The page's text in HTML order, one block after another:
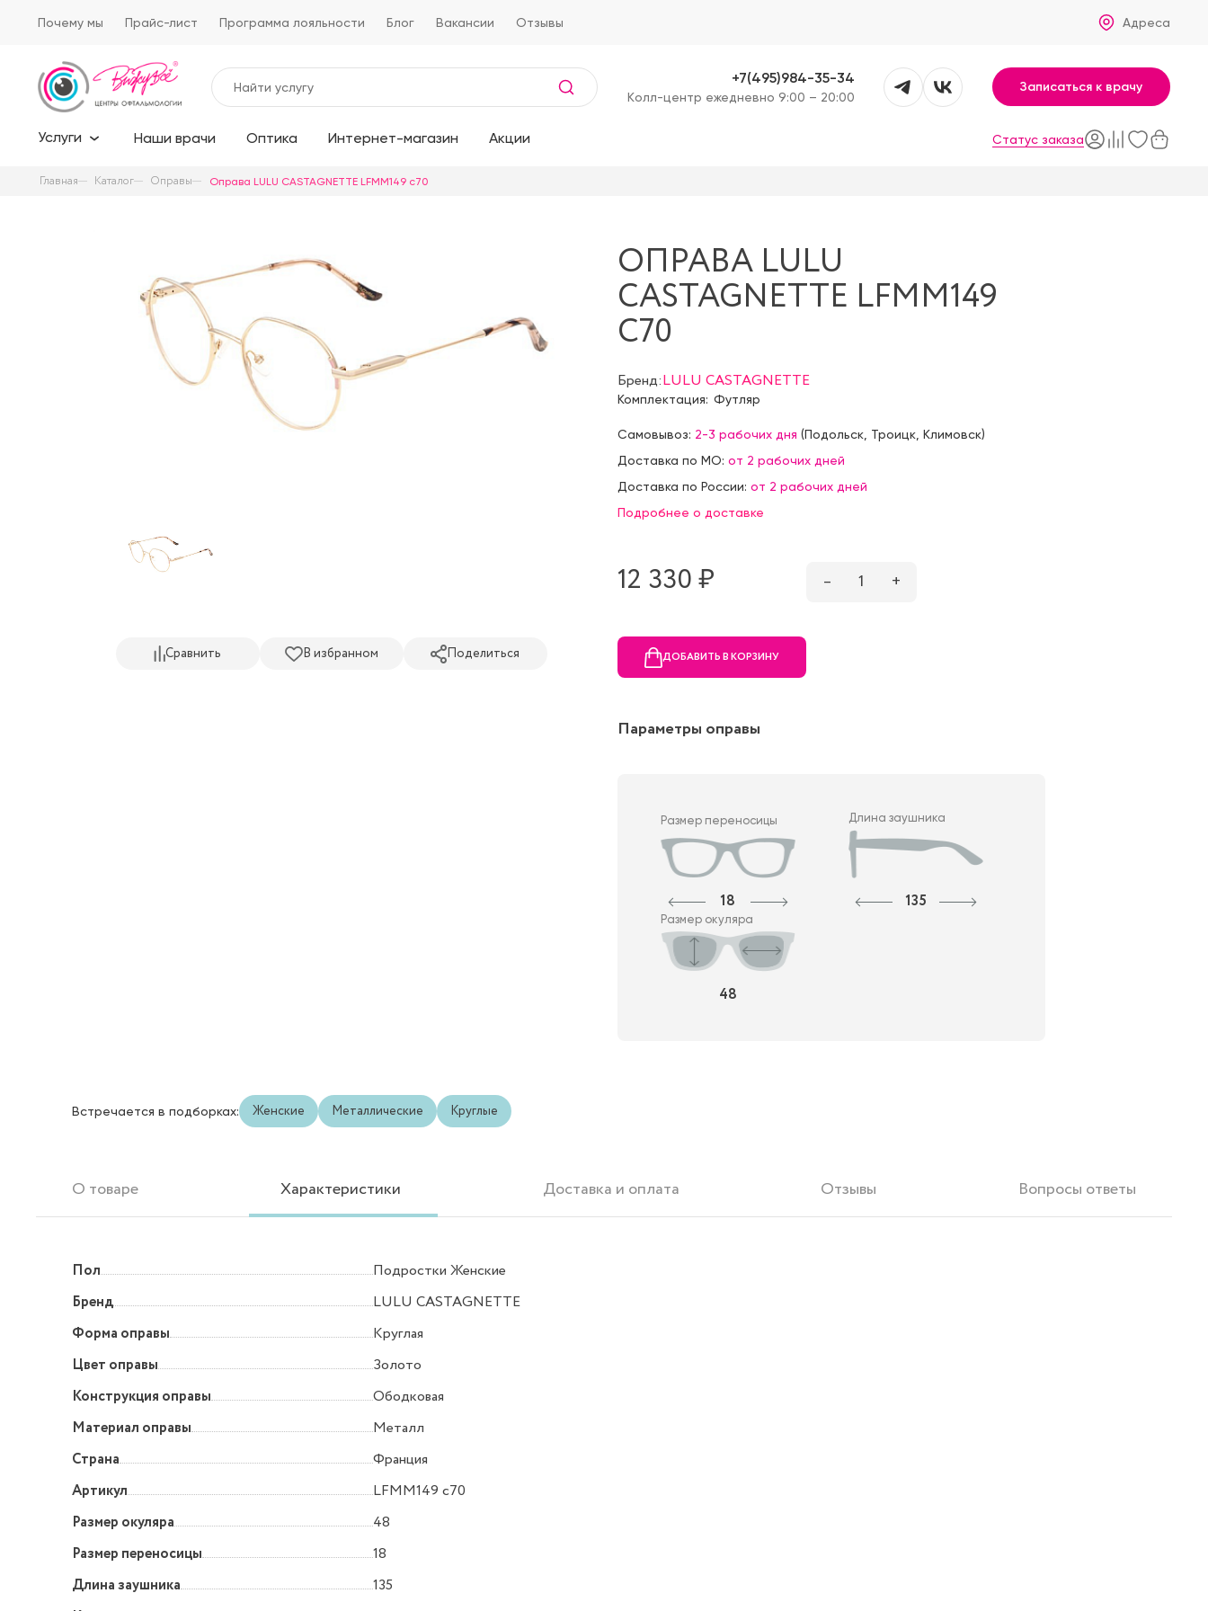
Почему мы Прайс-лист Программа лояльности Блог Вакансии Отзывы Адреса
+7(495)984-35-34
Kолл-центр ежедневно 9:00 – 20:00
Записаться к врачу
Услуги Наши врачи Оптика Интернет-магазин Акции Статус заказа
Главная Каталог Оправы Оправа LULU CASTAGNETTE LFMM149 c70
Сравнить В избранном Поделиться
ОПРАВА LULU
CASTAGNETTE LFMM149
C70
Бренд:LULU CASTAGNETTE
Комплектация: Футляр
Самовывоз: 2-3 рабочих дня (Подольск, Троицк, Климовск)
Доставка по МО: от 2 рабочих дней
Доставка по России: от 2 рабочих дней
Подробнее о доставке
12 330 ₷ – 1 +
ДОБАВИТЬ В КОРЗИНУ
Параметры оправы
Размер переносицы
18
Длина заушника
135
Размер окуляра
48
Встречается в подборках: Женские Металлические Круглые
О товаре Характеристики Доставка и оплата Отзывы Вопросы ответы
Пол
Подростки Женские
Бренд
LULU CASTAGNETTE
Форма оправы
Круглая
Цвет оправы
Золото
Конструкция оправы
Ободковая
Материал оправы
Металл
Страна
Франция
Артикул
LFMM149 c70
Размер окуляра
48
Размер переносицы
18
Длина заушника
135